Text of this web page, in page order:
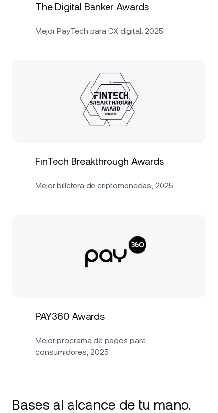
The Digital Banker Awards
Mejor PayTech para CX digital, 2025
FinTech Breakthrough Awards
Mejor billetera de criptomonedas, 2025
PAY360 Awards
Mejor programa de pagos para
consumidores, 2025
Bases al alcance de tu mano.